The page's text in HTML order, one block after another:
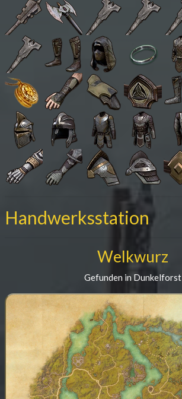
Handwerksstation
Welkwurz
Gefunden in Dunkelforst